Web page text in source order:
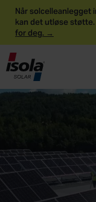
Når solcelleanlegget
kan det utløse
for deg. →